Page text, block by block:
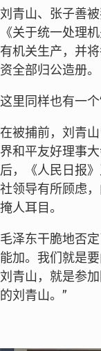
刘青山、张子善
《关于统一处理
有机关生产，并
资全部归公造册。
这里同样也有一个
在被捕前，刘青
界和平友好理事
后，《人民日报
社领导有所顾虑
掩人耳目。
毛泽东干脆地否
能加。我们就是
刘青山，就是参
的刘青山。”